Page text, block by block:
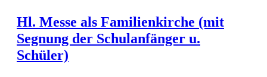
Hl. Mes­se als Fami­li­en­kir­che (mit
Seg­nung der Schul­an­fän­ger u.
Schüler)